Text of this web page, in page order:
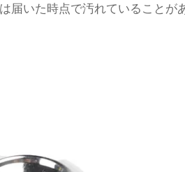
届いた時点で汚れていることが